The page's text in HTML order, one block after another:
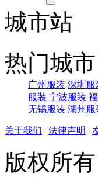
城市站
热门城市
广州服装 深圳服
服装 宁波服装
无锡服装 湖州服
关于我们 | 法律声明 |
版权所